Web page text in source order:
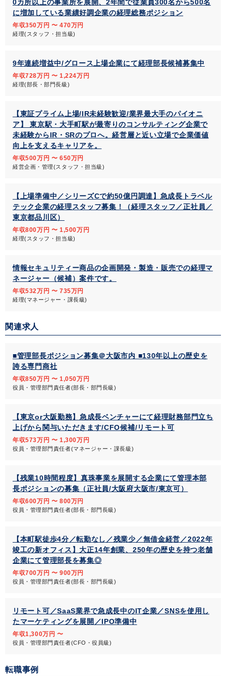
0カ所以上の事業所を展開、2年間で従業員300名から500名
に増加している業績好調企業の経理総務ポジション
年収350万円 〜 470万円
経理(スタッフ・担当級)
9年連続増益中/グロース上場企業にて経理部長候補募集中
年収728万円 〜 1,224万円
経理(部長・部門長級)
【東証プライム上場/IR未経験歓迎/業界最大手のパイオニ
ア】 東京駅・大手町駅が最寄りのコンサルティング企業で
未経験からIR・SRのプロへ。経営層と近い立場で企業価値
向上を支えるキャリアを。
年収500万円 〜 650万円
経営企画・管理(スタッフ・担当級)
【上場準備中／シリーズCで約50億円調達】急成長トラベル
テック企業の経理スタッフ募集！（経理スタッフ／正社員／
東京都品川区）
年収800万円 〜 1,500万円
経理(スタッフ・担当級)
情報セキュリティー商品の企画開発・製造・販売での経理マ
ネージャー（候補）案件です。
年収532万円 〜 735万円
経理(マネージャー・課長級)
関連求人
■管理部長ポジション募集＠大阪市内 ■130年以上の歴史を
誇る専門商社
年収850万円 〜 1,050万円
役員・管理部門責任者(部長・部門長級)
【東京or大阪勤務】急成長ベンチャーにて経理財務部門立ち
上げから関与いただきます/CFO候補/リモート可
年収573万円 〜 1,300万円
役員・管理部門責任者(マネージャー・課長級)
【残業10時間程度】真珠事業を展開する企業にて管理本部
長ポジションの募集（正社員/大阪府大阪市/東京可）
年収600万円 〜 800万円
役員・管理部門責任者(部長・部門長級)
【本町駅徒歩4分／転勤なし／残業少／無借金経営／2022年
竣工の新オフィス】大正14年創業、250年の歴史を持つ老舗
企業にて管理部長を募集◎
年収700万円 〜 900万円
役員・管理部門責任者(部長・部門長級)
リモート可／SaaS業界で急成長中のIT企業／SNSを使用し
たマーケティングを展開／IPO準備中
年収1,300万円 〜
役員・管理部門責任者(CFO・役員級)
転職事例